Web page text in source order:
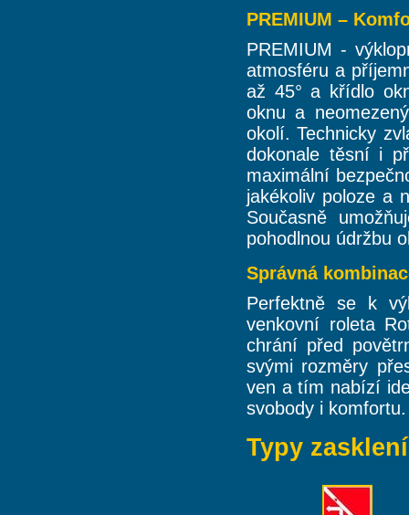
PREMIUM –
PREMIUM -
atmosféru a
až 45° a křídlo
oknu a
okolí. Technicky
dokonale těsní i
maximální
jakékoliv poloze a
Současně
pohodlnou údržbu
Správná
Perfektně se k
venkovní roleta
chrání před
svými rozměry
ven a tím nabízí
svobody i komfortu.
Typy zasklení